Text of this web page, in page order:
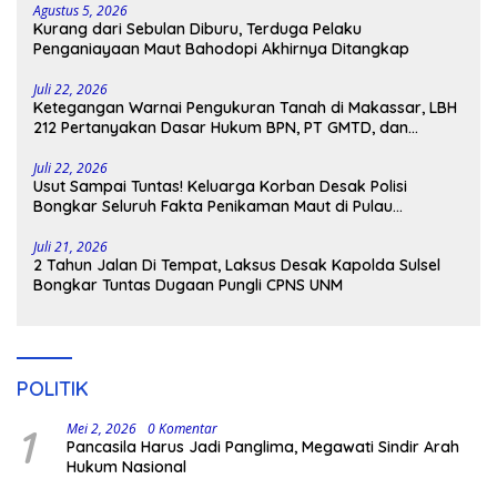
Agustus 5, 2026
Kurang dari Sebulan Diburu, Terduga Pelaku
Penganiayaan Maut Bahodopi Akhirnya Ditangkap
Juli 22, 2026
Ketegangan Warnai Pengukuran Tanah di Makassar, LBH
212 Pertanyakan Dasar Hukum BPN, PT GMTD, dan
Juli 22, 2026
Usut Sampai Tuntas! Keluarga Korban Desak Polisi
Bongkar Seluruh Fakta Penikaman Maut di Pulau
Juli 21, 2026
2 Tahun Jalan Di Tempat, Laksus Desak Kapolda Sulsel
Bongkar Tuntas Dugaan Pungli CPNS UNM
POLITIK
1 Mei 2, 2026 0 Komentar
Pancasila Harus Jadi Panglima, Megawati Sindir Arah
Hukum Nasional